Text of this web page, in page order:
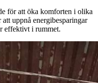
för att öka komforten i olika
uppnå energibesparingar
effektivt i rummet.